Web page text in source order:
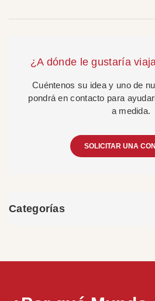
¿A dónde le gustaría
Cuéntenos su idea y uno de
pondrá en contacto para
a medida.
SOLICITAR UNA
Categorías